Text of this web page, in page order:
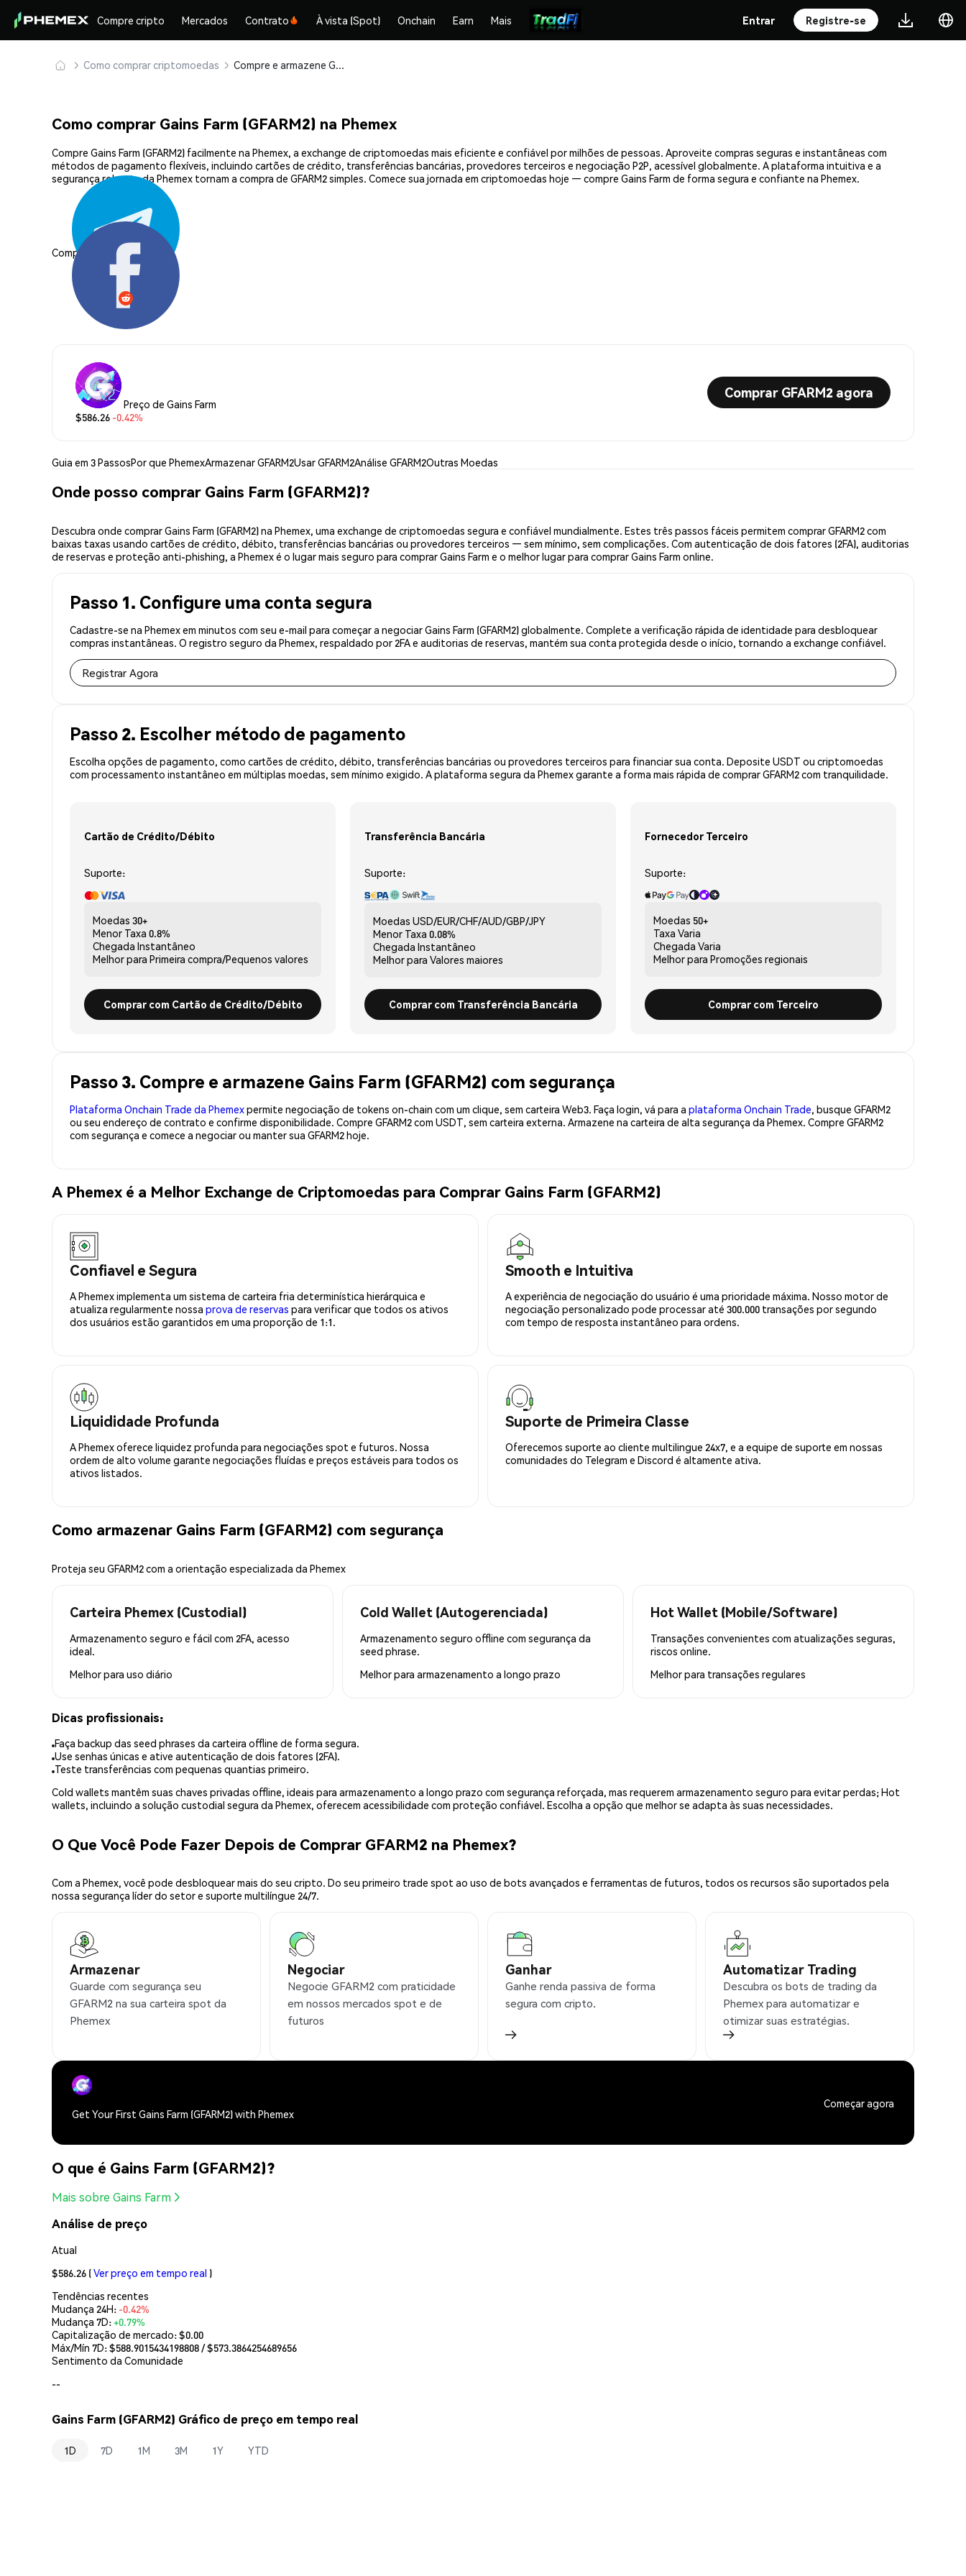
Compre cripto Mercados Contrato À vista (Spot) Onchain Earn Mais Entrar Registre-se
Como comprar criptomoedas Compre e armazene Gains Farm (GFARM2) com segurança
Como comprar Gains Farm (GFARM2) na Phemex
Compre Gains Farm (GFARM2) facilmente na Phemex, a exchange de criptomoedas mais eficiente e confiável por milhões de pessoas. Aproveite compras seguras e instantâneas com
métodos de pagamento flexíveis, incluindo cartões de crédito, transferências bancárias, provedores terceiros e negociação P2P, acessível globalmente. A plataforma intuitiva e a
segurança robusta da Phemex tornam a compra de GFARM2 simples. Comece sua jornada em criptomoedas hoje — compre Gains Farm de forma segura e confiante na Phemex.
Compartilhar:
Preço de Gains Farm
$586.26 -0.42%
Comprar GFARM2 agora
Guia em 3 PassosPor que PhemexArmazenar GFARM2Usar GFARM2Análise GFARM2Outras Moedas
Onde posso comprar Gains Farm (GFARM2)?
Descubra onde comprar Gains Farm (GFARM2) na Phemex, uma exchange de criptomoedas segura e confiável mundialmente. Estes três passos fáceis permitem comprar GFARM2 com
baixas taxas usando cartões de crédito, débito, transferências bancárias ou provedores terceiros — sem mínimo, sem complicações. Com autenticação de dois fatores (2FA), auditorias
de reservas e proteção anti-phishing, a Phemex é o lugar mais seguro para comprar Gains Farm e o melhor lugar para comprar Gains Farm online.
Passo 1. Configure uma conta segura
Cadastre-se na Phemex em minutos com seu e-mail para começar a negociar Gains Farm (GFARM2) globalmente. Complete a verificação rápida de identidade para desbloquear
compras instantâneas. O registro seguro da Phemex, respaldado por 2FA e auditorias de reservas, mantém sua conta protegida desde o início, tornando a exchange confiável.
Registrar Agora
Passo 2. Escolher método de pagamento
Escolha opções de pagamento, como cartões de crédito, débito, transferências bancárias ou provedores terceiros para financiar sua conta. Deposite USDT ou criptomoedas
com processamento instantâneo em múltiplas moedas, sem mínimo exigido. A plataforma segura da Phemex garante a forma mais rápida de comprar GFARM2 com tranquilidade.
Cartão de Crédito/Débito
Suporte:
Moedas 30+
Menor Taxa 0.8%
Chegada Instantâneo
Melhor para Primeira compra/Pequenos valores
Comprar com Cartão de Crédito/Débito
Transferência Bancária
Suporte:
Moedas USD/EUR/CHF/AUD/GBP/JPY
Menor Taxa 0.08%
Chegada Instantâneo
Melhor para Valores maiores
Comprar com Transferência Bancária
Fornecedor Terceiro
Suporte:
Moedas 50+
Taxa Varia
Chegada Varia
Melhor para Promoções regionais
Comprar com Terceiro
Passo 3. Compre e armazene Gains Farm (GFARM2) com segurança
Plataforma Onchain Trade da Phemexpermite negociação de tokens on-chain com um clique, sem carteira Web3. Faça login, vá para a plataforma Onchain Trade, busque GFARM2
ou seu endereço de contrato e confirme disponibilidade. Compre GFARM2 com USDT, sem carteira externa. Armazene na carteira de alta segurança da Phemex. Compre GFARM2
com segurança e comece a negociar ou manter sua GFARM2 hoje.
A Phemex é a Melhor Exchange de Criptomoedas para Comprar Gains Farm (GFARM2)
Confiavel e Segura
A Phemex implementa um sistema de carteira fria determinística hierárquica e
atualiza regularmente nossa prova de reservas para verificar que todos os ativos
dos usuários estão garantidos em uma proporção de 1:1.
Smooth e Intuitiva
A experiência de negociação do usuário é uma prioridade máxima. Nosso motor de
negociação personalizado pode processar até 300.000 transações por segundo
com tempo de resposta instantâneo para ordens.
Liquididade Profunda
A Phemex oferece liquidez profunda para negociações spot e futuros. Nossa
ordem de alto volume garante negociações fluídas e preços estáveis para todos os
ativos listados.
Suporte de Primeira Classe
Oferecemos suporte ao cliente multilingue 24x7, e a equipe de suporte em nossas
comunidades do Telegram e Discord é altamente ativa.
Como armazenar Gains Farm (GFARM2) com segurança
Proteja seu GFARM2 com a orientação especializada da Phemex
Carteira Phemex (Custodial)
Armazenamento seguro e fácil com 2FA, acesso
ideal.
Melhor para uso diário
Cold Wallet (Autogerenciada)
Armazenamento seguro offline com segurança da
seed phrase.
Melhor para armazenamento a longo prazo
Hot Wallet (Mobile/Software)
Transações convenientes com atualizações seguras,
riscos online.
Melhor para transações regulares
Dicas profissionais:
Faça backup das seed phrases da carteira offline de forma segura.
Use senhas únicas e ative autenticação de dois fatores (2FA).
Teste transferências com pequenas quantias primeiro.
Cold wallets mantêm suas chaves privadas offline, ideais para armazenamento a longo prazo com segurança reforçada, mas requerem armazenamento seguro para evitar perdas; Hot
wallets, incluindo a solução custodial segura da Phemex, oferecem acessibilidade com proteção confiável. Escolha a opção que melhor se adapta às suas necessidades.
O Que Você Pode Fazer Depois de Comprar GFARM2 na Phemex?
Com a Phemex, você pode desbloquear mais do seu cripto. Do seu primeiro trade spot ao uso de bots avançados e ferramentas de futuros, todos os recursos são suportados pela
nossa segurança líder do setor e suporte multilíngue 24/7.
Armazenar
Guarde com segurança seu
GFARM2 na sua carteira spot da
Phemex
Negociar
Negocie GFARM2 com praticidade
em nossos mercados spot e de
futuros
Ganhar
Ganhe renda passiva de forma
segura com cripto.
Automatizar Trading
Descubra os bots de trading da
Phemex para automatizar e
otimizar suas estratégias.
Get Your First Gains Farm (GFARM2) with Phemex
Começar agora
O que é Gains Farm (GFARM2)?
Mais sobre Gains Farm
Análise de preço
Atual
$586.26 (Ver preço em tempo real )
Tendências recentes
Mudança 24H: -0.42%
Mudança 7D:+0.79%
Capitalização de mercado:$0.00
Máx/Mín 7D: $588.9015434198808/ $573.3864254689656
Sentimento da Comunidade
--
Gains Farm (GFARM2) Gráfico de preço em tempo real
1D 7D 1M 3M 1Y YTD